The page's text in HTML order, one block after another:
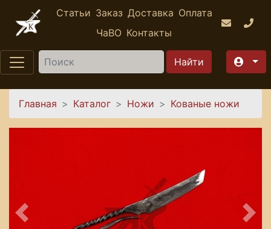
Перейти к основному содержанию
Статьи Заказ Доставка Оплата
ЧаВО Контакты
Найти
Вы здесь
Главная Каталог Ножи Кованые ножи
Предыдущее